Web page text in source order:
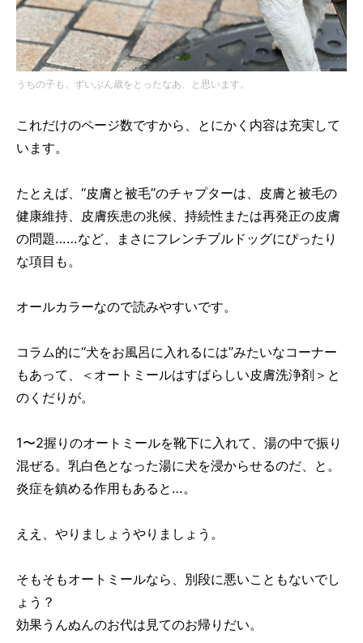
うちの子も、ずいぶん歳をとったなあ、と思います。
これだけのページ数ですから、とにかく内容は充実して
います。
たとえば、“皮膚と被毛”のチャプターは、皮膚と被毛の
健康維持、皮膚疾患の兆候、持続性または再発正の皮膚
の問題……など、まさにフレンチブルドッグにぴったり
な項目も。
オールカラーなので読みやすいです。
コラム的に“犬をお風呂に入れるには”みたいなコーナー
もあって、＜オートミールはすばらしい皮膚洗浄剤＞と
のくだりが。
1〜2握りのオートミールを靴下に入れて、湯の中で振り
混ぜる。乳白色となった湯に犬を浸からせるのだ、と。
炎症を鎮める作用もあると…。
ええ、やりましょうやりましょう。
そもそもオートミールなら、別段に悪いこともないでし
ょう？
効果うんぬんのお代は見てのお帰りだい。